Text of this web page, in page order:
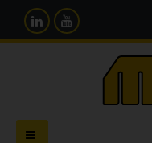
Navegación